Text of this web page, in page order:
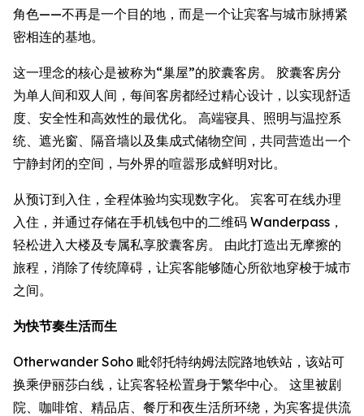
角色——不再是一个目的地，而是一个让宾客与城市脉搏紧
密相连的基地。
这一理念的核心是被称为“巢屋”的胶囊客房。 胶囊客房分
为单人间和双人间，每间客房都经过精心设计，以实现舒适
度、安全性和高效性的最优化。 高端寝具、照明与温控系
统、遮光窗、隔音墙以及集成式储物空间，共同营造出一个
宁静封闭的空间，与外界的喧嚣形成鲜明对比。
从预订到入住，全程体验均实现数字化。 宾客可在线办理
入住，并通过存储在手机钱包中的二维码 Wanderpass，
轻松进入大楼及专属私享胶囊客房。 由此打造出无摩擦的
旅程，消除了传统障碍，让宾客能够随心所欲地穿梭于城市
之间。
为快节奏生活而生
Otherwander Soho 毗邻托特纳姆法院路地铁站，该站可
换乘伊丽莎白线，让宾客轻松置身于繁华中心。 这里被剧
院、咖啡馆、精品店、餐厅和夜生活所环绕，为宾客提供流